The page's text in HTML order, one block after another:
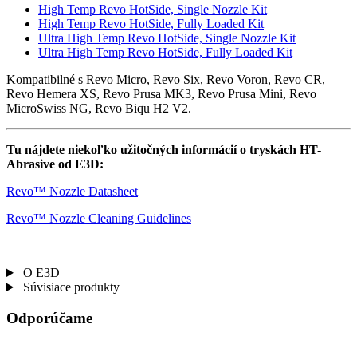
High Temp Revo HotSide, Single Nozzle Kit
High Temp Revo HotSide, Fully Loaded Kit
Ultra High Temp Revo HotSide, Single Nozzle Kit
Ultra High Temp Revo HotSide, Fully Loaded Kit
Kompatibilné s Revo Micro, Revo Six, Revo Voron, Revo CR,
Revo Hemera XS, Revo Prusa MK3, Revo Prusa Mini, Revo
MicroSwiss NG, Revo Biqu H2 V2.
Tu nájdete niekoľko užitočných informácií o tryskách HT-
Abrasive od E3D:
Revo™ Nozzle Datasheet
Revo™ Nozzle Cleaning Guidelines
O E3D
Súvisiace produkty
Odporúčame